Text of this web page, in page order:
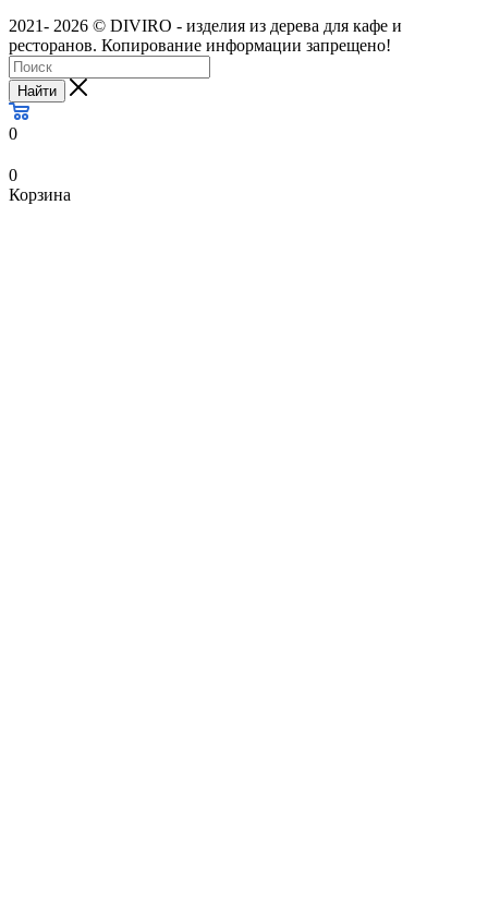
2021- 2026 © DIVIRO - изделия из дерева для кафе и
ресторанов. Копирование информации запрещено!
Найти
0
0
Корзина